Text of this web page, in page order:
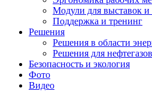
Модули для выставок и
Поддержка и тренинг
Решения
Решения в области
Решения для
Безопасность и экология
Фото
Видео